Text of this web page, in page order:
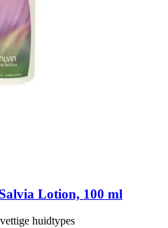
Salvia Lotion, 100 ml
huidtypes